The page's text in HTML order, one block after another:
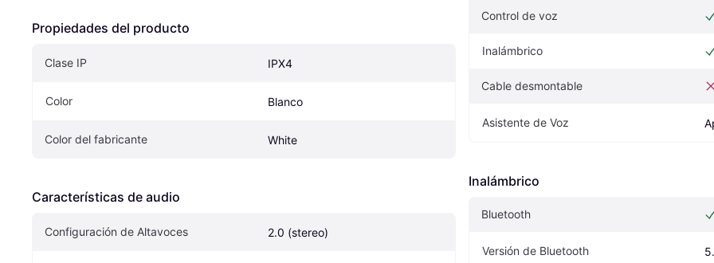
Propiedades del producto
Clase IP IPX4
Color Blanco
Color del fabricante White
Características de audio
Configuración de Altavoces 2.0 (stereo)
Control de voz
Inalámbrico
Cable desmontable
Asistente de Voz
Inalámbrico
Bluetooth
Versión de Bluetooth